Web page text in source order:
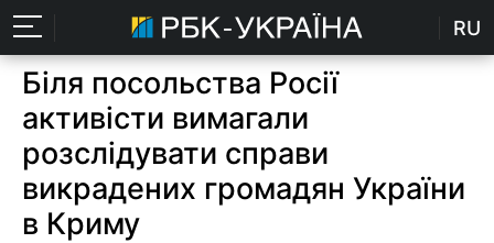
RU
Біля посольства Росії
активісти вимагали
розслідувати справи
викрадених громадян України
в Криму